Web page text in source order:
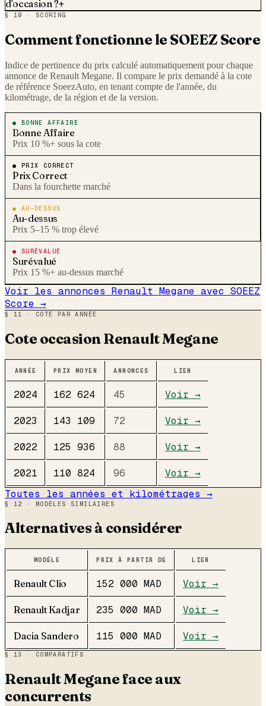
d'occasion ?+
§ 10 · SCORING
Comment fonctionne le SOEEZ Score
Indice de pertinence du prix calculé automatiquement pour chaque
annonce de Renault Megane. Il compare le prix demandé à la cote
de référence SoeezAuto, en tenant compte de l'année, du
kilométrage, de la région et de la version.
● BONNE AFFAIRE
Bonne Affaire
Prix 10 %+ sous la cote
● PRIX CORRECT
Prix Correct
Dans la fourchette marché
● AU-DESSUS
Au-dessus
Prix 5–15 % trop élevé
● SURÉVALUÉ
Surévalué
Prix 15 %+ au-dessus marché
Voir les annonces Renault Megane avec SOEEZ
Score →
§ 11 · COTE PAR ANNÉE
Cote occasion RenaultMegane
ANNÉE PRIX MOYEN ANNONCES LIEN
2024 162 624 45 Voir →
2023 143 109 72 Voir →
2022 125 936 88 Voir →
2021 110 824 96
Voir →
Toutes les années et kilométrages →
§ 12 · MODÈLES SIMILAIRES
Alternatives à considérer
MODÈLE PRIX À PARTIR DE LIEN
Renault Clio 152 000 MAD Voir →
Renault Kadjar 235 000 MAD Voir →
Dacia Sandero 115 000 MAD Voir →
§ 13 · COMPARATIFS
RenaultMeganeface aux
concurrents